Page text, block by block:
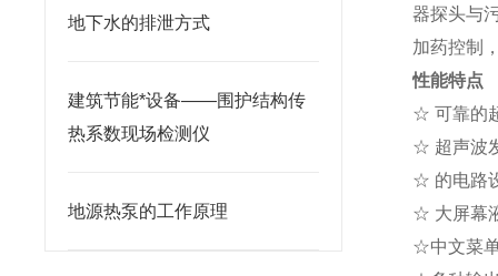
地下水的排泄方式
建筑节能*设备——围护结构传
热系数现场检测仪
地源热泵的工作原理
器探头与
加药控制
性能特点
☆ 可靠的
☆ 超声波
☆ 的电路
☆ 大屏幕
☆中文菜